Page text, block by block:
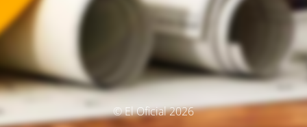
© El Oficial 2026